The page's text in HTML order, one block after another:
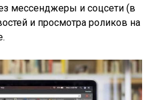
мессенджеры и соцсети (в
и просмотра роликов на